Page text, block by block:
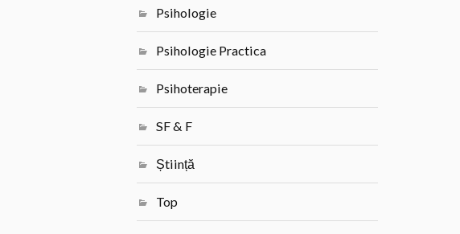
Psihologie
Psihologie Practica
Psihoterapie
SF & F
Știință
Top